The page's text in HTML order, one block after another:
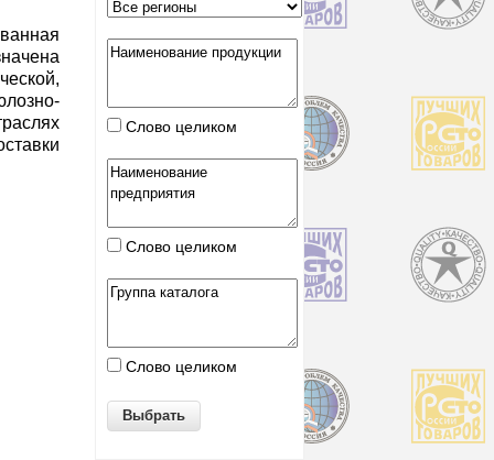
Слово целиком
Слово целиком
Слово целиком